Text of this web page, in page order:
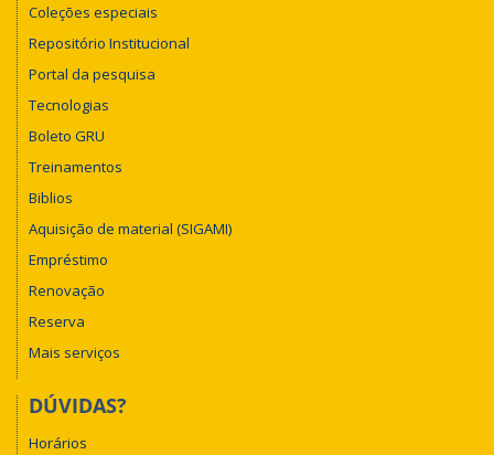
Coleções especiais
Repositório Institucional
Portal da pesquisa
Tecnologias
Boleto GRU
Treinamentos
Biblios
Aquisição de material (SIGAMI)
Empréstimo
Renovação
Reserva
Mais serviços
DÚVIDAS?
Horários